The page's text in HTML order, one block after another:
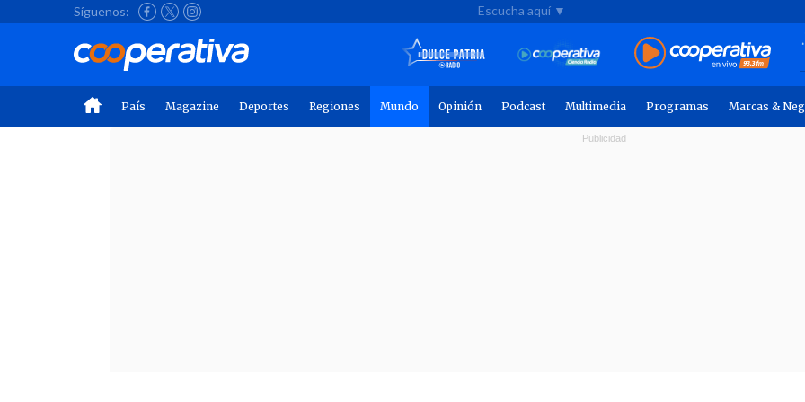
Síguenos: Escucha aquí ▼
País Magazine Deportes Regiones Mundo Opinión Podcast Multimedia Programas Marcas &